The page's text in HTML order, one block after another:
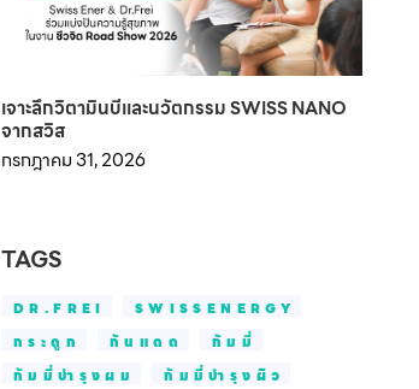
เจาะลึกวิตามินบีและนวัตกรรม SWISS NANO
จากสวิส
กรกฎาคม 31, 2026
TAGS
DR.FREI
SWISSENERGY
กระดูก
กันแดด
กัมมี่
กัมมี่บำรุงผม
กัมมี่บำรุงผิว